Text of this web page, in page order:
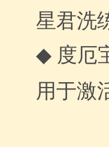
星君洗
◆ 度厄
用于激